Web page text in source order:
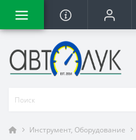
Инструмент, Оборудование